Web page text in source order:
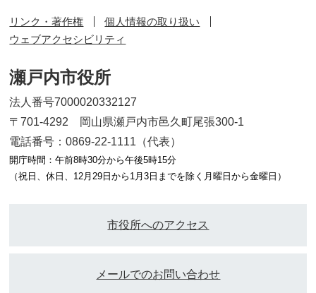
リンク・著作権
個人情報の取り扱い
ウェブアクセシビリティ
瀬戸内市役所
法人番号7000020332127
〒701-4292 岡山県瀬戸内市邑久町尾張300-1
電話番号：0869-22-1111（代表）
開庁時間：午前8時30分から午後5時15分
（祝日、休日、12月29日から1月3日までを除く月曜日から金曜日）
市役所へのアクセス
メールでのお問い合わせ